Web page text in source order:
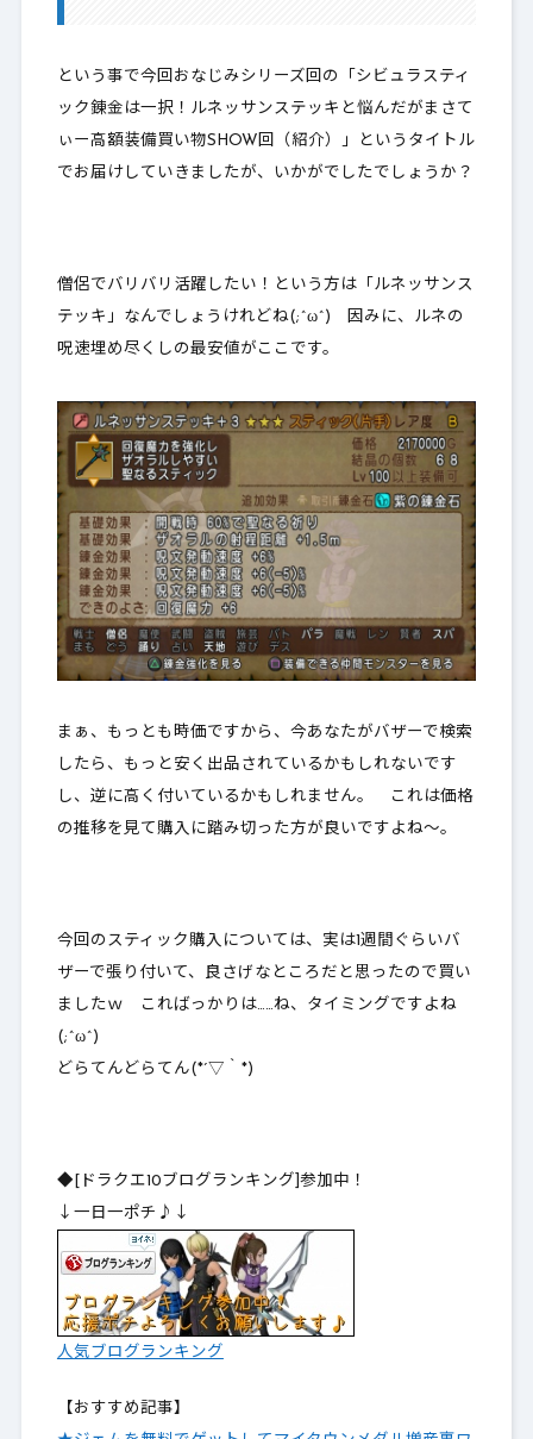
という事で今回おなじみシリーズ回の「シビュラスティ
ック錬金は一択！ルネッサンステッキと悩んだがまさて
ぃー高額装備買い物SHOW回（紹介）」というタイトル
でお届けしていきましたが、いかがでしたでしょうか？
僧侶でバリバリ活躍したい！という方は「ルネッサンス
テッキ」なんでしょうけれどね(;^ω^) 因みに、ルネの
呪速埋め尽くしの最安値がここです。
まぁ、もっとも時価ですから、今あなたがバザーで検索
したら、もっと安く出品されているかもしれないです
し、逆に高く付いているかもしれません。 これは価格
の推移を見て購入に踏み切った方が良いですよね～。
今回のスティック購入については、実は1週間ぐらいバ
ザーで張り付いて、良さげなところだと思ったので買い
ましたｗ こればっかりは……ね、タイミングですよね
(;^ω^)
どらてんどらてん(*´▽｀*)
◆[ドラクエ10ブログランキング]参加中！
↓一日一ポチ♪↓
人気ブログランキング
【おすすめ記事】